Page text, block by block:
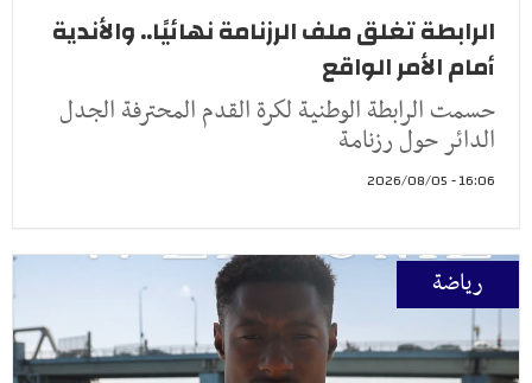
الرابطة تغلق ملف الرزنامة نهائيًا.. والأندية
أمام الأمر الواقع
حسمت الرابطة الوطنية لكرة القدم المحترفة الجدل
الدائر حول رزنامة
16:06 - 2026/08/05
رياضة